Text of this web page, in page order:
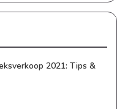
2021: Tips &